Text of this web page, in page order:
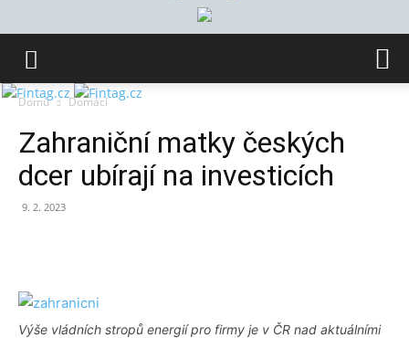
Domů Domácí
Zahraniční matky českých
dcer ubírají na investicích
9. 2. 2023
Výše vládních stropů energií pro firmy je v ČR nad aktuálními